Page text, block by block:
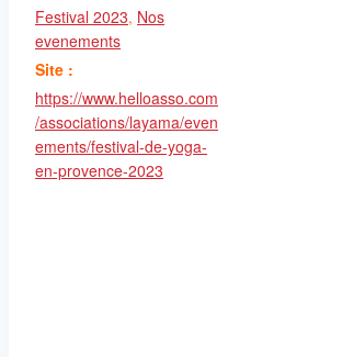
Festival 2023, Nos
evenements
Site :
https://www.helloasso.com
/associations/layama/even
ements/festival-de-yoga-
en-provence-2023